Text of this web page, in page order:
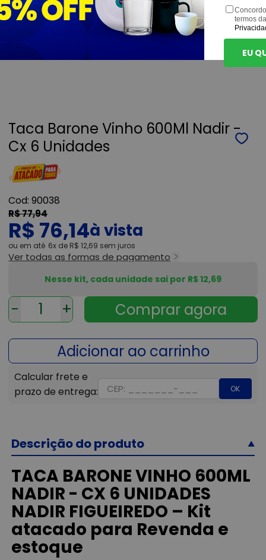
Taca Barone Vinho 600Ml Nadir -
Cx 6 Unidades
90038
R$ 77,94
R$ 76,14
ou 6x de R$ 12,69 sem juros
Ver todas as formas de pagamento
- +
OK
Nesse kit, cada unidade sai por R$ 12,69
Descrição do produto
TACA BARONE VINHO 600ML
NADIR - CX 6 UNIDADES
NADIR FIGUEIREDO – Kit
atacado para Revenda e
estoque
termos
EU